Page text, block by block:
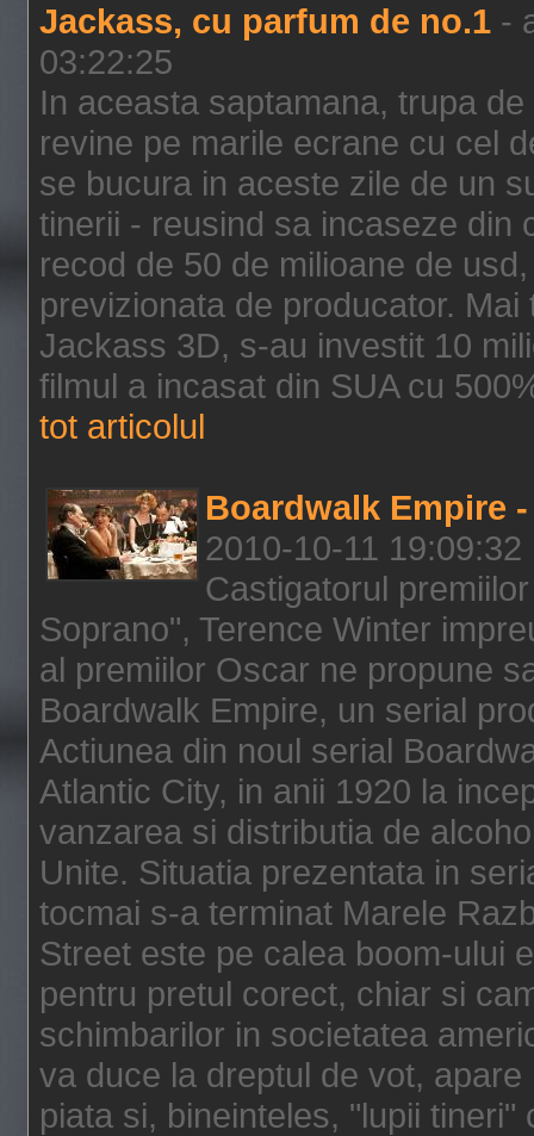
Jackass, cu parfum de no.1 -
03:22:25
In aceasta saptamana, trupa
revine pe marile ecrane cu cel
se bucura in aceste zile de un
tinerii - reusind sa incaseze din
recod de 50 de milioane de
previzionata de producator.
Jackass 3D, s-au investit 10
filmul a incasat din SUA cu
tot articolul
Boardwalk Empire
2010-10-11 19:09:32
Castigatorul
Soprano", Terence Winter
al premiilor Oscar ne propune
Boardwalk Empire, un serial
Actiunea din noul serial
Atlantic City, in anii 1920 la
vanzarea si distributia de
Unite. Situatia prezentata in
tocmai s-a terminat Marele
Street este pe calea boom-ului
pentru pretul corect, chiar si
schimbarilor in societatea
va duce la dreptul de vot,
piata si, bineinteles, "lupii